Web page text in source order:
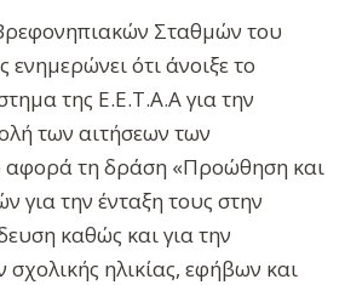
Σταθμών του
ότι άνοιξε το
της Ε.Ε.Τ.Α.Α για την
των αιτήσεων των
τη δράση «Προώθηση και
για την ένταξη τους στην
καθώς και για την
ηλικίας, εφήβων και